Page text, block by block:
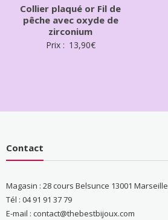
Collier plaqué or Fil de
pêche avec oxyde de
zirconium
Prix : 13,90€
Contact
Magasin : 28 cours Belsunce 13001 Marseille
Tél : 04 91 91 37 79
E-mail : contact@thebestbijoux.com